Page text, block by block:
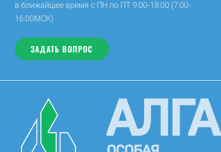
в ближайшее время с ПН по ПТ 9:00-18:00 (7:00-
16:00МСК)
ЗАДАТЬ ВОПРОС